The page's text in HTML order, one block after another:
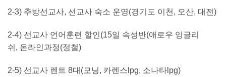
2-3) 추방선교사, 선교사 숙소 운영(경기도 이천 , 오산, 대전)
2-4) 선교사 언어훈련 할인 (15일 속성반(애로우 잉글리
쉬 , 온라인과정(정철)
2-5) 선교사 렌트 8대 (모닝, 카렌스 lpg, 소나타 lpg)